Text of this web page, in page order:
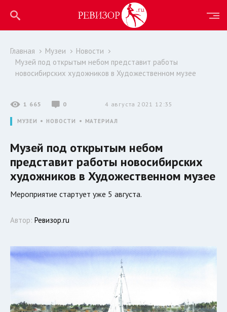
Главная Музеи
Новости
Музей под открытым небом представит работы
новосибирских художников в Художественном музее
1 665 0 4 августа 2021 12:35
МУЗЕИ НОВОСТИ МАТЕРИАЛ
Музей под открытым небом
представит работы новосибирских
художников в Художественном музее
Мероприятие стартует уже 5 августа.
Автор: Ревизор.ru